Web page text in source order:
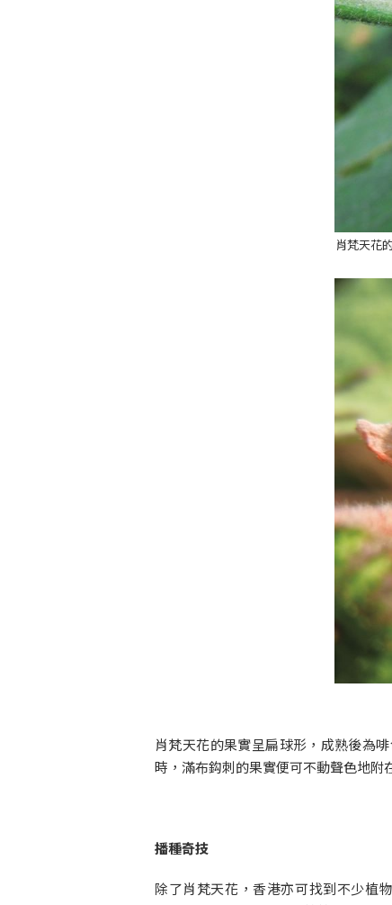
肖梵天花
肖梵天花的果實呈扁球形，成熟後為
時，滿布鈎刺的果實便可不動聲色地附
播種奇技
除了肖梵天花，香港亦可找到不少植